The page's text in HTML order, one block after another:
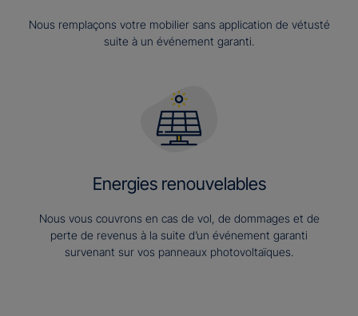
Nous remplaçons votre mobilier sans application de vétusté
suite à un événement garanti.
Energies renouvelables
Nous vous couvrons en cas de vol, de dommages et de
perte de revenus à la suite d’un événement garanti
survenant sur vos panneaux photovoltaïques.